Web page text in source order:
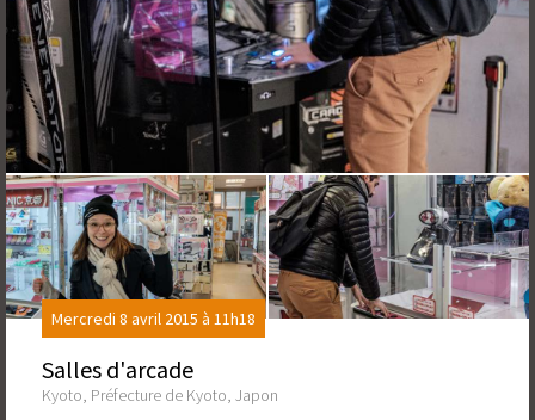
Mercredi 8 avril 2015 à 11h18
Salles d'arcade
Kyoto, Préfecture de Kyoto, Japon